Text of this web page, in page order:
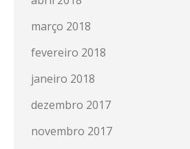
março 2018
fevereiro 2018
janeiro 2018
dezembro 2017
novembro 2017